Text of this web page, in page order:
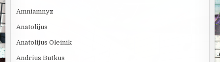
Amniamnyz
Anatolijus
Anatolijus Oleinik
Andrius Butkus